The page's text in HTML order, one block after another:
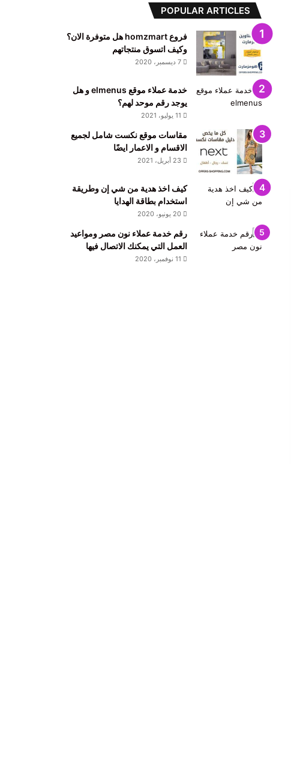
POPULAR ARTICLES
فروع homzmart هل متوفرة الان؟
وكيف اتسوق منتجاتهم
7 ديسمبر، 2020
خدمة عملاء موقع elmenus و هل
يوجد رقم موحد لهم؟
11 يوليو، 2021
مقاسات موقع نكست شامل لجميع
الاقسام و الاعمار ايضًا
23 أبريل، 2021
كيف اخذ هدية من شي إن وطريقة
استخدام بطاقة الهدايا
20 يونيو، 2020
رقم خدمة عملاء نون مصر ومواعيد
العمل التي يمكنك الاتصال فيها
11 نوفمبر، 2020